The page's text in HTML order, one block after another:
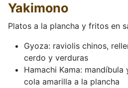
Yakimono
Platos a la plancha y fritos en
Gyoza: raviolis chinos,
cerdo y verduras
Hamachi Kama:
cola amarilla a la plancha